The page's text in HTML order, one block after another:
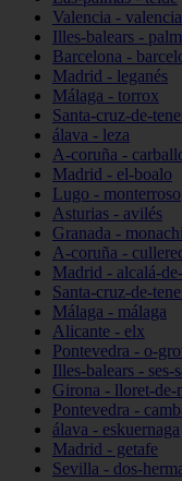
Valencia - valencia
Illes-balears -
Barcelona -
Madrid - leganés
Málaga - torrox
Santa-cruz-de-
álava - leza
A-coruña -
Madrid - el-boalo
Lugo - monterroso
Asturias - avilés
Granada -
A-coruña -
Madrid - alcalá-
Santa-cruz-de-
Málaga - málaga
Alicante - elx
Pontevedra - o-
Illes-balears - ses-
Girona - lloret-de-
Pontevedra -
álava - eskuernaga
Madrid - getafe
Sevilla - dos-